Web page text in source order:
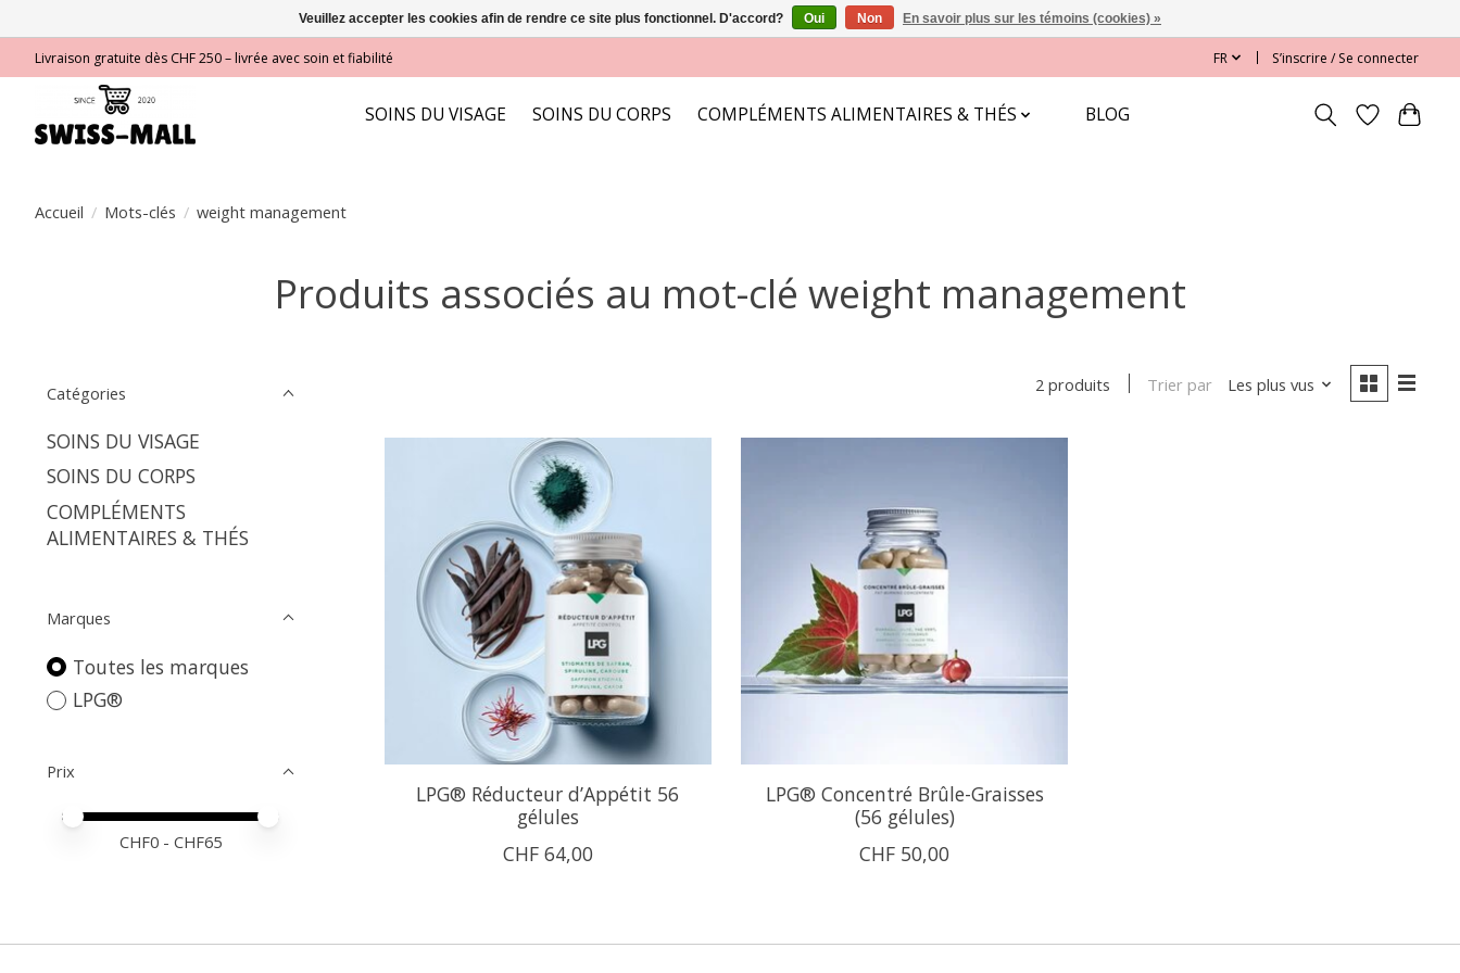
Livraison gratuite dès CHF 250 – livrée avec soin et fiabilité FR S’inscrire / Se connecter
SOINS DU VISAGE SOINS DU CORPS COMPLÉMENTS ALIMENTAIRES & THÉS BLOG
Accueil / Mots-clés / weight management
Produits associés au mot-clé weight management
Catégories
SOINS DU VISAGE
SOINS DU CORPS
COMPLÉMENTS
ALIMENTAIRES & THÉS
Marques
Toutes les marques
LPG®
Prix
Prix minimum
Price maximum value
CHF0 - CHF65
2 produits Trier par Les plus vus
LPG® Réducteur d’Appétit 56
gélules
CHF 64,00
LPG® Concentré Brûle-Graisses
(56 gélules)
CHF 50,00
Veuillez accepter les cookies afin de rendre ce site plus fonctionnel. D'accord? Oui Non En savoir plus sur les témoins (cookies) »